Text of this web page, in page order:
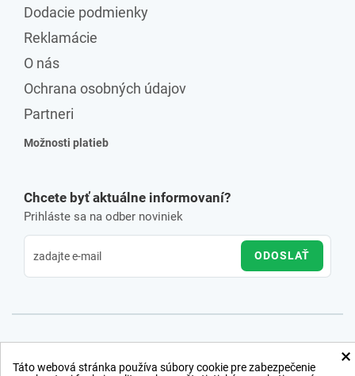
Dodacie podmienky
Reklamácie
O nás
Ochrana osobných údajov
Partneri
Možnosti platieb
Chcete byť aktuálne informovaní?
Prihláste sa na odber noviniek
ODOSLAŤ
×
Táto webová stránka používa súbory cookie pre zabezpečenie